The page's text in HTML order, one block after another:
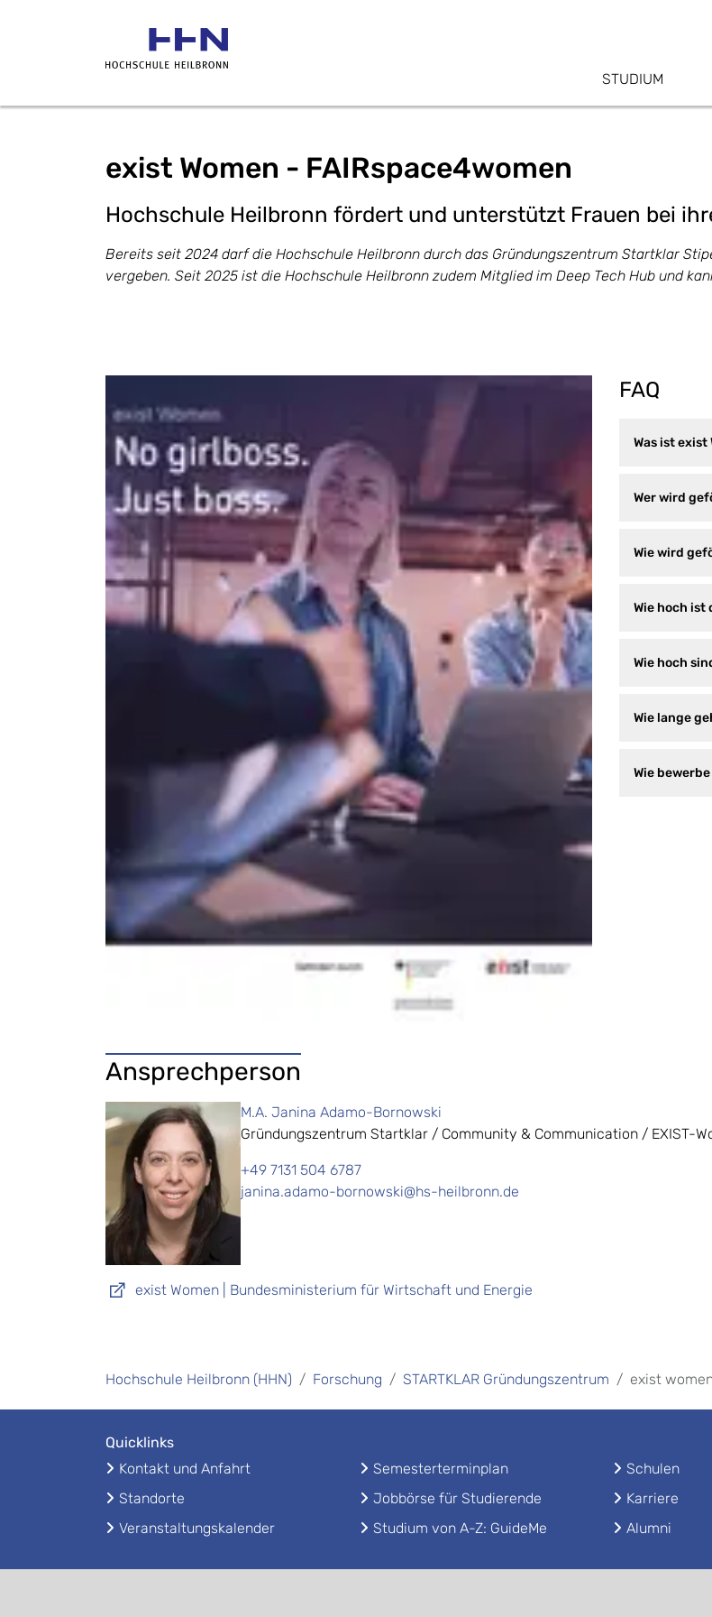
STUDIUM
exist Women - FAIRspace4women
Hochschule Heilbronn fördert und unterstützt Frauen bei
Bereits seit 2024 darf die Hochschule Heilbronn durch das Gründungszentrum Startklar
vergeben. Seit 2025 ist die Hochschule Heilbronn zudem Mitglied im Deep Tech Hub und
FAQ
Was ist exist
Wer wird
Wie wird
Wie hoch ist
Wie hoch
Wie lange
Wie
Ansprechperson
M.A. Janina Adamo-Bornowski
Gründungszentrum Startklar / Community & Communication / EXIST-
+49 7131 504 6787
janina.adamo-bornowski@hs-heilbronn.de
exist Women | Bundesministerium für Wirtschaft und Energie
Hochschule Heilbronn (HHN) Forschung STARTKLAR Gründungszentrum exist
Quicklinks
Kontakt und Anfahrt
Standorte
Veranstaltungskalender
Semesterterminplan
Jobbörse für Studierende
Studium von A-Z: GuideMe
Schulen
Karriere
Alumni